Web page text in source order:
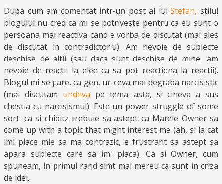
Dupa cum am comentat intr-un post al luiStefan,stilul
blogului nu cred ca mi se potriveste pentru ca eu sunt o
persoana mai reactiva cand e vorba de discutat (mai ales
de discutat in contradictoriu). Am nevoie de subiecte
deschise de altii (sau daca sunt deschise de mine, am
nevoie de reactii la elee ca sa pot reactiona la reactii).
Blogul mi se pare, ca gen, un ceva mai degraba narcisistic
(mai discutam undeva pe tema asta, si cineva a sus
chestia cu narcisismul). Este un power struggle of some
sort: ca si chibitz trebuie sa astept ca Marele Owner sa
come up with a topic that might interest me (ah, si la cat
imi place mie sa ma contrazic, e frustrant sa astept sa
apara subiecte care sa imi placa). Ca si Owner, cum
spuneam, in primul rand simt mai mereu ca sunt in criza
de idei.